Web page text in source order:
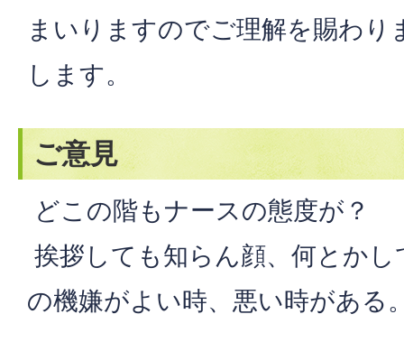
まいりますのでご理解を賜わり
します。
ご意見
どこの階もナースの態度が？
挨拶しても知らん顔、何とか
の機嫌がよい時、悪い時がある